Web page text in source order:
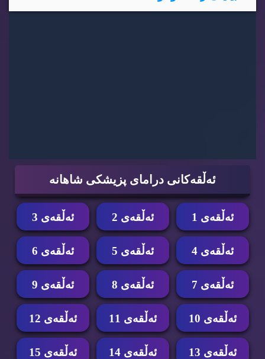
ئه‌ڵقه‌كانی درامای پزیشكی شاهانه‌
ئه‌ڵقه‌ی 1 ئه‌ڵقه‌ی 2 ئه‌ڵقه‌ی 3
ئه‌ڵقه‌ی 4 ئه‌ڵقه‌ی 5 ئه‌ڵقه‌ی 6
ئه‌ڵقه‌ی 7 ئه‌ڵقه‌ی 8 ئه‌ڵقه‌ی 9
ئه‌ڵقه‌ی 10 ئه‌ڵقه‌ی 11 ئه‌ڵقه‌ی 12
ئه‌ڵقه‌ی 13 ئه‌ڵقه‌ی 14 ئه‌ڵقه‌ی 15